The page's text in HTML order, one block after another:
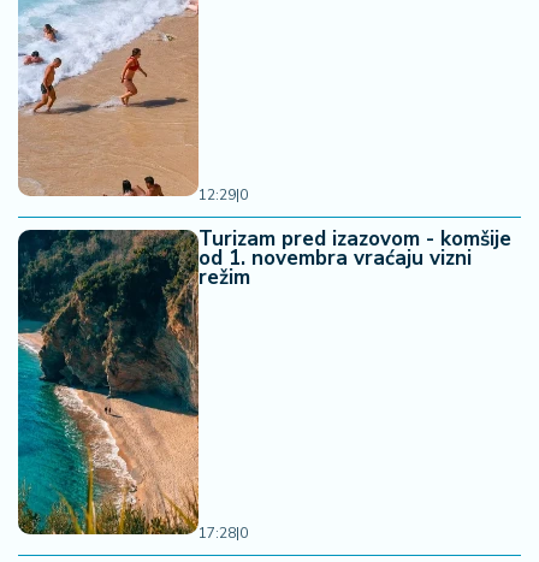
12:29|0
Turizam pred izazovom - komšije
od 1. novembra vraćaju vizni
režim
17:28|0